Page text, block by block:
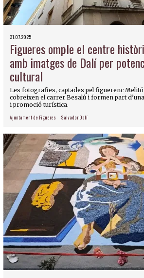
31.07.2025
Figueres omple el centre
amb imatges de Dalí per
cultural
Les fotografies, captades pel figuerenc Melitó
cobreixen el carrer Besalú i formen part
i promoció turística.
Ajuntament de Figueres Salvador Dalí